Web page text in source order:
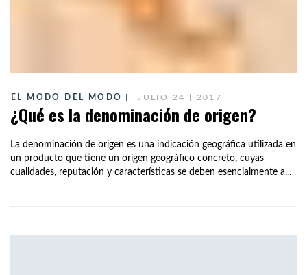
EL MODO DEL MODO JULIO 24 | 2017
¿Qué es la denominación de origen?
La denominación de origen es una indicación geográfica utilizada en
un producto que tiene un origen geográfico concreto, cuyas
cualidades, reputación y características se deben esencialmente a...